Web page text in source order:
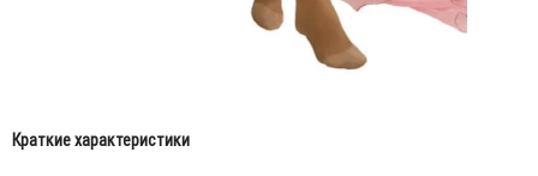
Краткие характеристики